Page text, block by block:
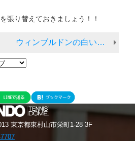
張り替えておきましょう！！
ウィンブルドンの白いウェア
東京都東村山市栄町1-28 3F